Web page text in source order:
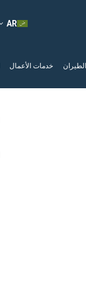
الطيران خدمات الأعمال